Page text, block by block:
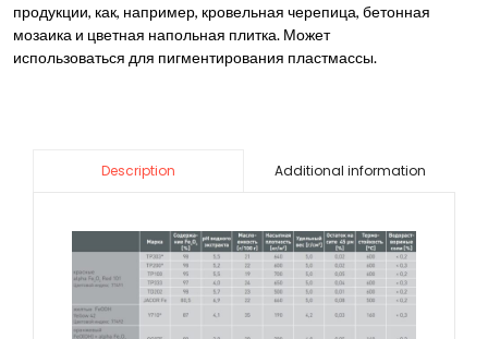
продукции, как, например, кровельная черепица, бетонная
мозаика и цветная напольная плитка. Может
использоваться для пигментирования пластмассы.
Description Additional information